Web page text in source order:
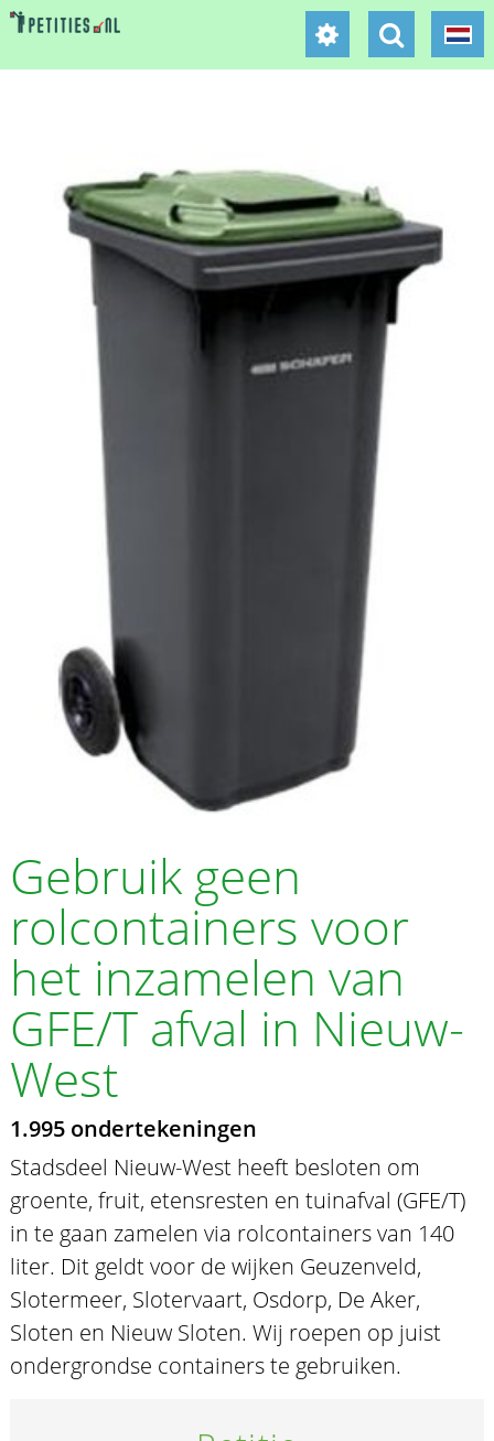
Gebruik geen
rolcontainers voor
het inzamelen van
GFE/T afval in Nieuw-
West
1.995 ondertekeningen
Stadsdeel Nieuw-West heeft besloten om
groente, fruit, etensresten en tuinafval (GFE/T)
in te gaan zamelen via rolcontainers van 140
liter. Dit geldt voor de wijken Geuzenveld,
Slotermeer, Slotervaart, Osdorp, De Aker,
Sloten en Nieuw Sloten. Wij roepen op juist
ondergrondse containers te gebruiken.